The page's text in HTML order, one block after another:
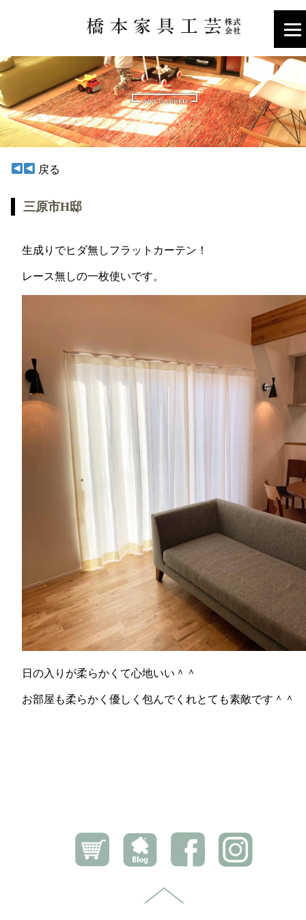
戻る
三原市H邸
生成りでヒダ無しフラットカーテン！
レース無しの一枚使いです。
日の入りが柔らかくて心地いい＾＾
お部屋も柔らかく優しく包んでくれとても素敵です＾＾